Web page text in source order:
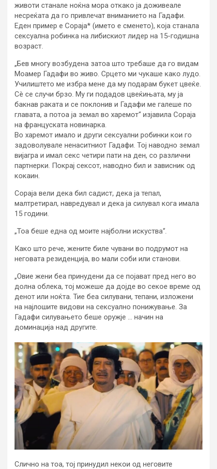
животи станале ноќна мора откако ја доживеале
несреќата да го привлечат вниманието на Гадафи.
Еден пример е Сораја* (името е сменето), која станала
сексуална робинка на либискиот лидер на 15-годишна
возраст.
„Бев многу возбудена затоа што требаше да го видам
Моамер Гадафи во живо. Срцето ми чукаше како лудо.
Училиштето ме избра мене да му подарам букет цвеќе.
Сè се случи брзо. Му ги подадов цвеќињата, му ја
бакнав раката и се поклонив и Гадафи ме галеше по
главата, а потоа ја земал во харемот“ изјавила Сораја
на француската новинарка.
Во харемот имало и други сексуални робинки кои го
задоволувале ненаситниот Гадафи. Тој наводно земал
вијагра и имал секс четири пати на ден, со различни
партнерки. Покрај сексот, наводно бил и зависник од
кокаин.
Сораја вели дека бил садист, дека ја тепал,
малтретирал, навредувал и дека ја силувал кога имала
15 години.
„Тоа беше една од моите најболни искуства“.
Како што рече, жените биле чувани во подрумот на
неговата резиденција, во мали соби или станови.
„Овие жени беа принудени да се појават пред него во
долна облека, тој можеше да дојде во секое време од
денот или ноќта. Тие беа силувани, тепани, изложени
на најлошите видови на сексуално понижување. За
Гадафи силувањето беше оружје … начин на
доминација над другите.
Слично на тоа, тој принудил некои од неговите